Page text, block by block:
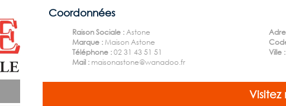
Coordonnées
Raison Sociale :Astone
Marque :Maison Astone
Téléphone :02 31 43 51 51
Mail : maisonastone@wanadoo.fr
Ville